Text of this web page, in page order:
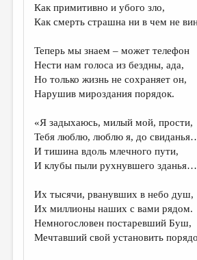
ПРАВИЛА САЙТА
ИЗБРАННОЕ
ДАЙДЖЕСТ
ПЕРЕВОДЫ
КОНКУРСЫ
КНИЖНАЯ ПОЛКА
ОБЗОР ЛИТЕРАТУРЫ
Как примитивно и убого зло,
Как смерть страшна ни в чем не
Теперь мы знаем – может телефон
Нести нам голоса из бездны, ада,
Но только жизнь не сохраняет он,
Нарушив мироздания порядок.
«Я задыхаюсь, милый мой, прости,
Тебя люблю, люблю я, до
И тишина вдоль млечного пути,
И клубы пыли рухнувшего зданья…
Их тысячи, рванувших в небо душ,
Их миллионы наших с вами рядом.
Немногословен постаревший Буш,
Мечтавший свой установить